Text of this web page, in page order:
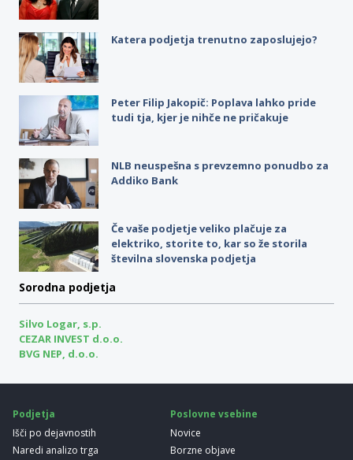
Katera podjetja trenutno zaposlujejo?
Peter Filip Jakopič: Poplava lahko pride
tudi tja, kjer je nihče ne pričakuje
NLB neuspešna s prevzemno ponudbo za
Addiko Bank
Če vaše podjetje veliko plačuje za
elektriko, storite to, kar so že storila
številna slovenska podjetja
Sorodna podjetja
Silvo Logar, s.p.
CEZAR INVEST d.o.o.
BVG NEP, d.o.o.
Podjetja
Išči po dejavnostih
Naredi analizo trga
Poslovne vsebine
Novice
Borzne objave